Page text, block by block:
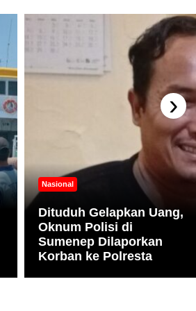
Nasional
Dituduh Gelapkan Uang,
Oknum Polisi di
Sumenep Dilaporkan
Korban ke Polresta
›